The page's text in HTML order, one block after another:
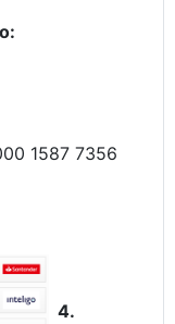
1587 7356
4.